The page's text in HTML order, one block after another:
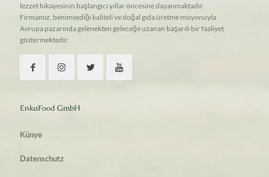
lezzet hikayesinin başlangıcı yıllar öncesine dayanmaktadır.
Firmamız, benimsediği kaliteli ve doğal gıda üretme misyonuyla
Avrupa pazarında gelenekten geleceğe uzanan başarılı bir faaliyet
göstermektedir.
EnkaFood GmbH
Künye
Datenschutz